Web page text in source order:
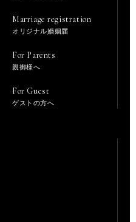
Marriage registration
オリジナル婚姻届
For Parents
親御様へ
For Guest
ゲストの方へ